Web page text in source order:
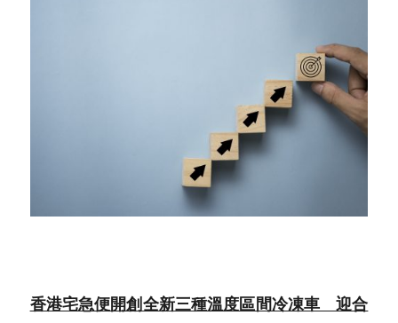
香港宅急便開創全新三種溫度區間冷凍車 迎合